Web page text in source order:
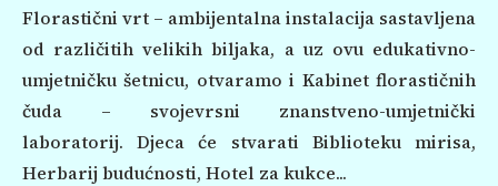
Florastični vrt – ambijentalna instalacija sastavljena
od različitih velikih biljaka, a uz ovu edukativno-
umjetničku šetnicu, otvaramo i Kabinet florastičnih
čuda – svojevrsni znanstveno-umjetnički
laboratorij. Djeca će stvarati Biblioteku mirisa,
Herbarij budućnosti, Hotel za kukce...